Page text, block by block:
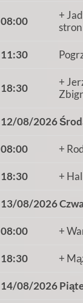
08:00
+
11:30
18:30
+
12/08/2026
08:00 +
18:30 +
13/08/2026
08:00 +
18:30 +
14/08/2026